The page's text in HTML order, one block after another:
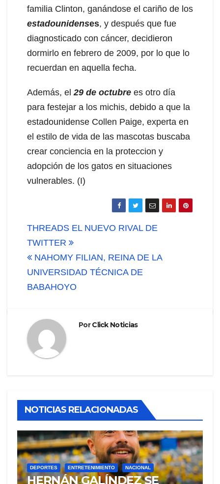
familia Clinton, ganándose el cariño de los
estadounidenses, y después que fue
diagnosticado con cáncer, decidieron
dormirlo en febrero de 2009, por lo que lo
recuerdan en aquella fecha.
Además, el29 de octubre es otro día
para festejar a los michis, debido a que la
estadounidense Collen Paige, experta en
el estilo de vida de las mascotas buscaba
crear conciencia en la proteccion y
adopción de los gatos en situaciones
vulnerables. (I)
Navegación
de
entradas
THREADS EL NUEVO RIVAL DE
TWITTER
NAHOMY FILIAN, REINA DE LA
UNIVERSIDAD TÉCNICA DE
BABAHOYO
PorClick Noticias
NOTICIAS RELACIONADAS
DEPORTES ENTRETENIMIENTO NACIONAL
HERNÁN GALÍNDEZ SE